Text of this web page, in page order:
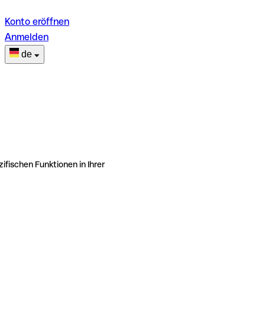
Konto eröffnen
Anmelden
de
Funktionen in Ihrer